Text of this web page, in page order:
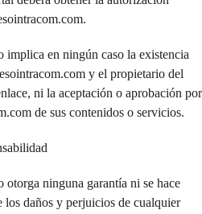
implica en ningún caso la existencia
y el propietario del
ni la aceptación o aprobación por
de sus contenidos o servicios.
ninguna garantía ni se hace
los daños y perjuicios de cualquier